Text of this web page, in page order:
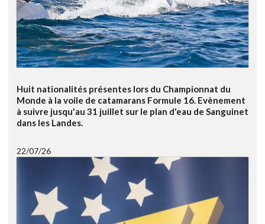
Huit nationalités présentes lors du Championnat du
Monde à la voile de catamarans Formule 16. Evènement
à suivre jusqu'au 31 juillet sur le plan d'eau de Sanguinet
dans les Landes.
22/07/26